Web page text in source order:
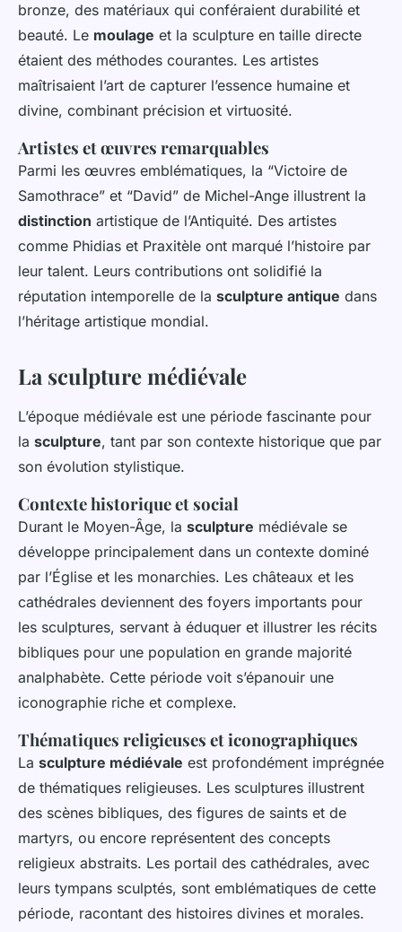
bronze, des matériaux qui conféraient durabilité et
beauté. Le moulage et la sculpture en taille directe
étaient des méthodes courantes. Les artistes
maîtrisaient l’art de capturer l’essence humaine et
divine, combinant précision et virtuosité.
Artistes et œuvres remarquables
Parmi les œuvres emblématiques, la “Victoire de
Samothrace” et “David” de Michel-Ange illustrent la
distinction artistique de l’Antiquité. Des artistes
comme Phidias et Praxitèle ont marqué l’histoire par
leur talent. Leurs contributions ont solidifié la
réputation intemporelle de la sculpture antique dans
l’héritage artistique mondial.
La sculpture médiévale
L’époque médiévale est une période fascinante pour
la sculpture, tant par son contexte historique que par
son évolution stylistique.
Contexte historique et social
Durant le Moyen-Âge, la sculpture médiévale se
développe principalement dans un contexte dominé
par l’Église et les monarchies. Les châteaux et les
cathédrales deviennent des foyers importants pour
les sculptures, servant à éduquer et illustrer les récits
bibliques pour une population en grande majorité
analphabète. Cette période voit s’épanouir une
iconographie riche et complexe.
Thématiques religieuses et iconographiques
La sculpture médiévale est profondément imprégnée
de thématiques religieuses. Les sculptures illustrent
des scènes bibliques, des figures de saints et de
martyrs, ou encore représentent des concepts
religieux abstraits. Les portail des cathédrales, avec
leurs tympans sculptés, sont emblématiques de cette
période, racontant des histoires divines et morales.